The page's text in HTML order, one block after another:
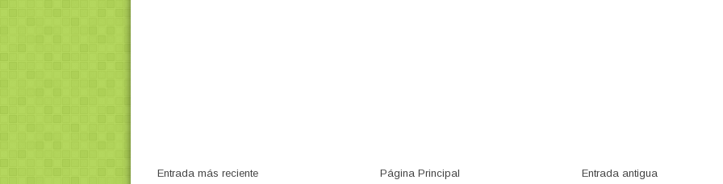
Entrada más reciente Entrada antigua
Página Principal